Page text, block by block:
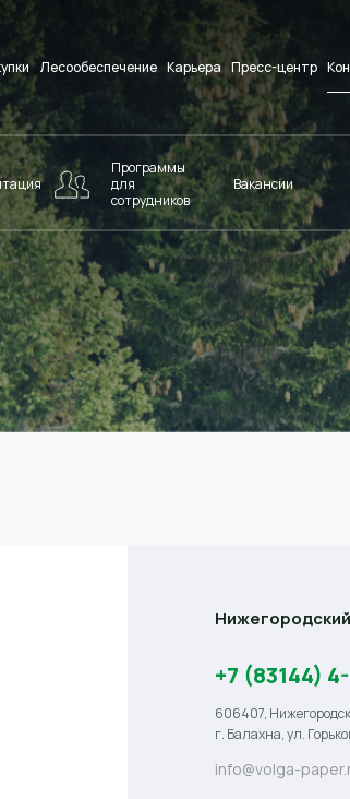
Лесообеспечение Карьера Пресс-центр
Программы
для
сотрудников
Вакансии
+7 (83144)
606407,
г. Балахна, ул.
info@volga-